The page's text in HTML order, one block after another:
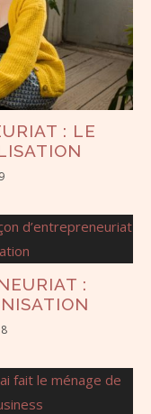
: LE
: